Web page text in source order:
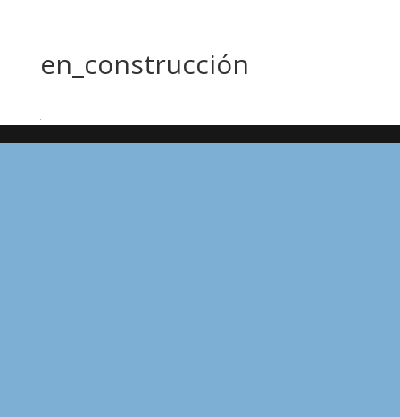
en_construcción